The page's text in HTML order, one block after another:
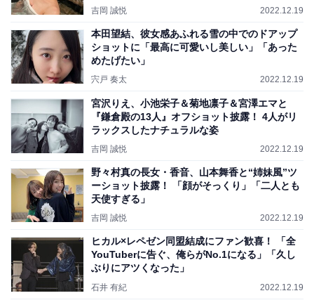
吉岡 誠悦 2022.12.19
本田望結、彼女感あふれる雪の中でのドアップ
ショットに「最高に可愛いし美しい」「あった
めたげたい」
宍戸 奏太 2022.12.19
宮沢りえ、小池栄子＆菊地凛子＆宮澤エマと
『鎌倉殿の13人』オフショット披露！ 4人がリ
ラックスしたナチュラルな姿
吉岡 誠悦 2022.12.19
野々村真の長女・香音、山本舞香と“姉妹風”ツ
ーショット披露！ 「顔がそっくり」「二人とも
天使すぎる」
吉岡 誠悦 2022.12.19
ヒカル×レペゼン同盟結成にファン歓喜！ 「全
YouTuberに告ぐ、俺らがNo.1になる」「久し
ぶりにアツくなった」
石井 有紀 2022.12.19